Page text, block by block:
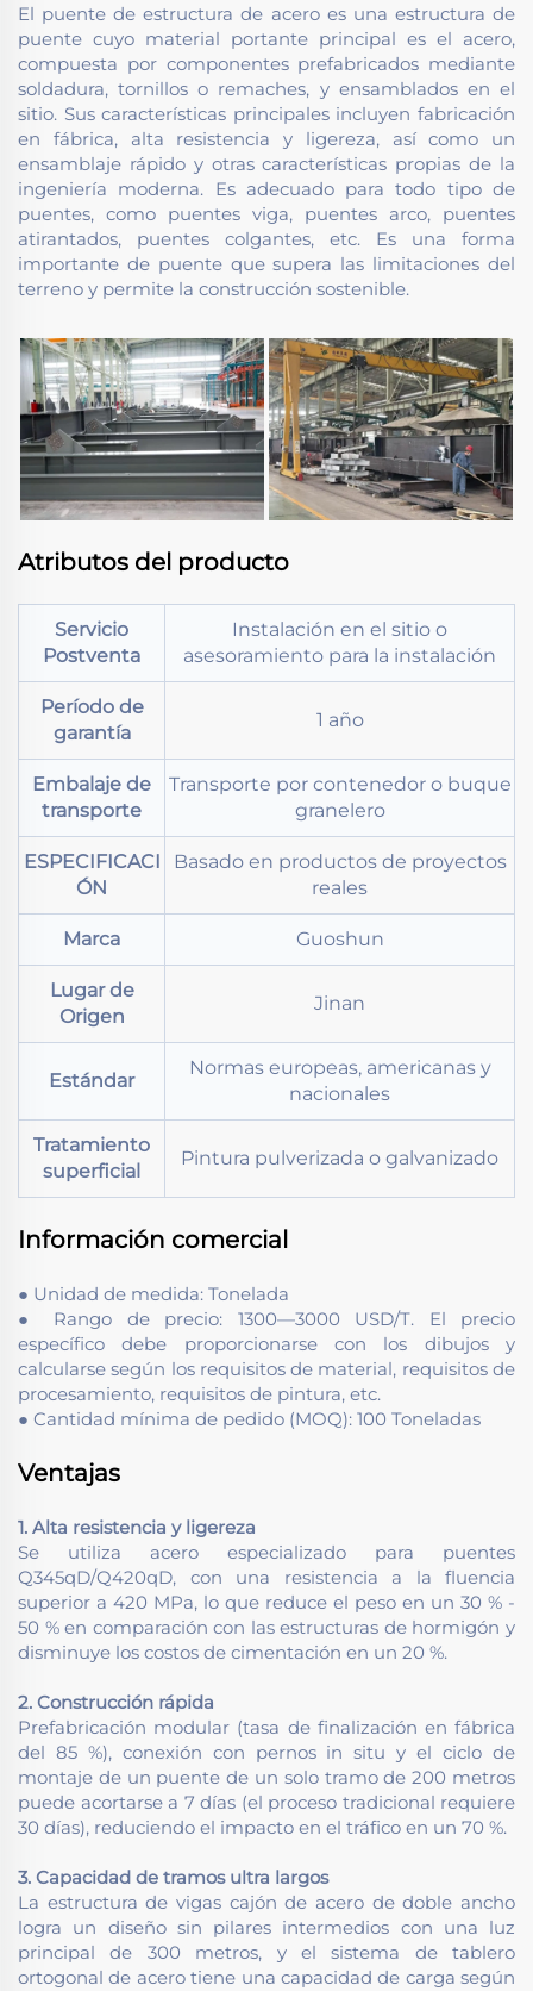
El puente de estructura de acero es una estructura de
puente cuyo material portante principal es el acero,
compuesta por componentes prefabricados mediante
soldadura, tornillos o remaches, y ensamblados en el
sitio. Sus características principales incluyen fabricación
en fábrica, alta resistencia y ligereza, así como un
ensamblaje rápido y otras características propias de la
ingeniería moderna. Es adecuado para todo tipo de
puentes, como puentes viga, puentes arco, puentes
atirantados, puentes colgantes, etc. Es una forma
importante de puente que supera las limitaciones del
terreno y permite la construcción sostenible.
Atributos del producto
Servicio
Postventa
Instalación en el sitio o
asesoramiento para la instalación
Período de
garantía
1 año
Embalaje de
transporte
Transporte por contenedor o buque
granelero
ESPECIFICACI
ÓN
Basado en productos de proyectos
reales
Marca Guoshun
Lugar de
Origen
Jinan
Estándar
Normas europeas, americanas y
nacionales
Tratamiento
superficial
Pintura pulverizada o galvanizado
Información comercial
● Unidad de medida: Tonelada
● Rango de precio: 1300—3000 USD/T. El precio
específico debe proporcionarse con los dibujos y
calcularse según los requisitos de material, requisitos de
procesamiento, requisitos de pintura, etc.
● Cantidad mínima de pedido (MOQ): 100 Toneladas
Ventajas
1. Alta resistencia y ligereza
Se utiliza acero especializado para puentes
Q345qD/Q420qD, con una resistencia a la fluencia
superior a 420 MPa, lo que reduce el peso en un 30 % -
50 % en comparación con las estructuras de hormigón y
disminuye los costos de cimentación en un 20 %.
2. Construcción rápida
Prefabricación modular (tasa de finalización en fábrica
del 85 %), conexión con pernos in situ y el ciclo de
montaje de un puente de un solo tramo de 200 metros
puede acortarse a 7 días (el proceso tradicional requiere
30 días), reduciendo el impacto en el tráfico en un 70 %.
3. Capacidad de tramos ultra largos
La estructura de vigas cajón de acero de doble ancho
logra un diseño sin pilares intermedios con una luz
principal de 300 metros, y el sistema de tablero
ortogonal de acero tiene una capacidad de carga según